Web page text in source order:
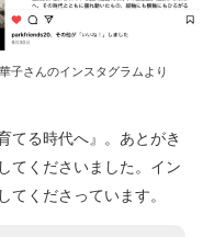
子さんのインスタグラムより
てる時代へ』。あとがき
てくださいました。イン
てくださっています。